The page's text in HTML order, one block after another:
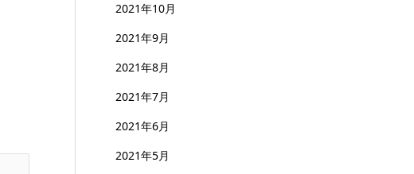
2021年10月
2021年9月
2021年8月
2021年7月
2021年6月
2021年5月